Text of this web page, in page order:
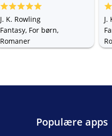
Kammer
J. K. Rowling
Fantasy, For børn,
Romaner
J.
Populære apps